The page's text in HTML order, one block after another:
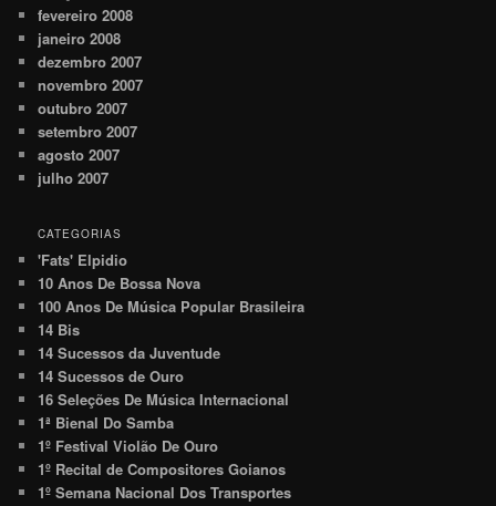
fevereiro 2008
janeiro 2008
dezembro 2007
novembro 2007
outubro 2007
setembro 2007
agosto 2007
julho 2007
CATEGORIAS
'Fats' Elpidio
10 Anos De Bossa Nova
100 Anos De Música Popular Brasileira
14 Bis
14 Sucessos da Juventude
14 Sucessos de Ouro
16 Seleções De Música Internacional
1ª Bienal Do Samba
1º Festival Violão De Ouro
1º Recital de Compositores Goianos
1º Semana Nacional Dos Transportes